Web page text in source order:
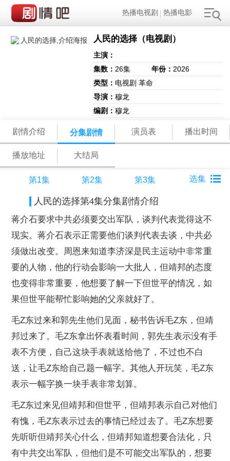
热播电视剧 热播电影
人民的选择（电视剧）
主演：
集数： 26集 年份： 2026
类型： 电视剧 革命
导演：穆龙
编剧：穆龙
剧情介绍 分集剧情 演员表 播出时间
播放地址 大结局
第1集 第2集 第3集
人民的选择第4集分集剧情介绍
蒋介石要求中共必须要交出军队，谈判代表觉得这不
现实。蒋介石表示正需要他们谈判代表去谈，中共必
须做出改变。周恩来知道李济深是民主运动中非常重
要的人物，他的行动会影响一大批人，但靖邦的态度
也变得非常重要，他想要了解一下但世平的情况，如
果但世平能帮忙影响她的父亲就好了。
毛Z东过来和郭先生他们见面，秘书告诉毛Z东，但靖
邦过来了。毛Z东拿出怀表看时间，郭先生表示没有手
表不方便，自己这块手表就送给他了，不过也不白
送，让毛Z东给自己题一幅字。其他人开玩笑，毛Z东
表示一幅字换一块手表非常划算。
毛Z东过来见但靖邦和但世平，但靖邦表示自己对他们
有愧，毛Z东表示过去的事情已经过去了。毛Z东想要
先听听但靖邦关心什么，但靖邦知道想要合法化，只
有中共交出军队，但他们是不可能交出军队的，想要